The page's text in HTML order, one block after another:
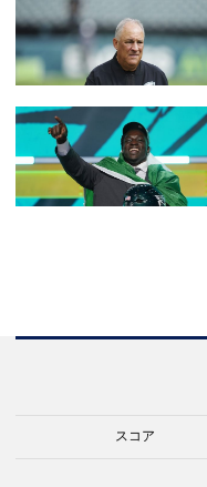
スコア